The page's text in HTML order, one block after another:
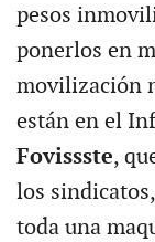
pesos
ponerlos en
movilización
están en el
Fovissste,
los
toda una